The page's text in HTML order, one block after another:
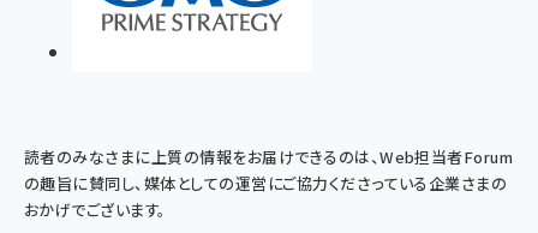
読者のみなさまに上質の情報をお届けできるのは、Web担当者Forum
の趣旨に賛同し、媒体としての運営にご協力くださっている企業さまの
おかげでございます。